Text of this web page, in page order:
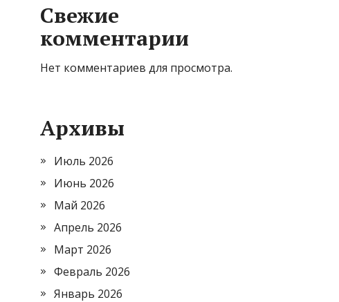
Свежие
комментарии
Нет комментариев для просмотра.
Архивы
Июль 2026
Июнь 2026
Май 2026
Апрель 2026
Март 2026
Февраль 2026
Январь 2026